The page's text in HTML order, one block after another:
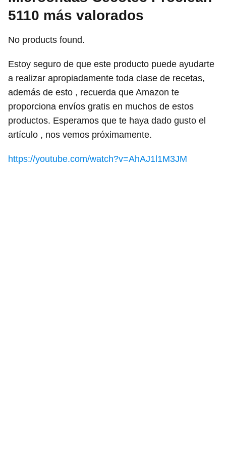
5110 más valorados
No products found.
Estoy seguro de que este producto puede ayudarte
a realizar apropiadamente toda clase de recetas,
además de esto , recuerda que Amazon te
proporciona envíos gratis en muchos de estos
productos. Esperamos que te haya dado gusto el
artículo , nos vemos próximamente.
https://youtube.com/watch?v=AhAJ1l1M3JM